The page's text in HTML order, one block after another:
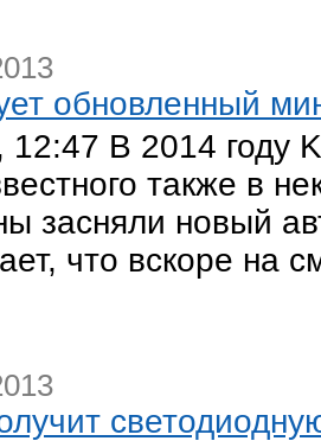
обновленный
12:47 В 2014 году
также в
засняли новый
что вскоре на